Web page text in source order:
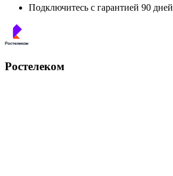
Подключитесь с гарантией 90 дней
Ростелеком